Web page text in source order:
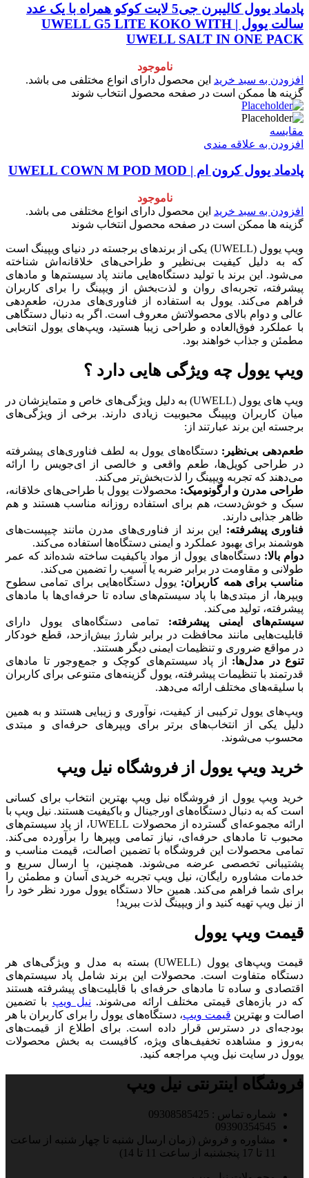
پادماد یوول کالیبرن جی5 لایت کوکو همراه با یک عدد
سالت یوول | UWELL G5 LITE KOKO WITH
UWELL SALT IN ONE PACK
ناموجود
افزودن به سبد خرید این محصول دارای انواع مختلفی می باشد.
گزینه ها ممکن است در صفحه محصول انتخاب شوند
مقایسه
افزودن به علاقه مندی
پادماد یوول کرون ام | UWELL COWN M POD MOD
ناموجود
افزودن به سبد خرید این محصول دارای انواع مختلفی می باشد.
گزینه ها ممکن است در صفحه محصول انتخاب شوند
ویپ یوول (UWELL) یکی از برندهای برجسته در دنیای ویپینگ است
که به دلیل کیفیت بی‌نظیر و طراحی‌های خلاقانه‌اش شناخته
می‌شود. این برند با تولید دستگاه‌هایی مانند پاد سیستم‌ها و مادهای
پیشرفته، تجربه‌ای روان و لذت‌بخش از ویپینگ را برای کاربران
فراهم می‌کند. یوول به استفاده از فناوری‌های مدرن، طعم‌دهی
عالی و دوام بالای محصولاتش معروف است. اگر به دنبال دستگاهی
با عملکرد فوق‌العاده و طراحی زیبا هستید، ویپ‌های یوول انتخابی
مطمئن و جذاب خواهند بود.
ویپ یوول چه ویژگی هایی دارد ؟
ویپ‌ های یوول (UWELL) به دلیل ویژگی‌های خاص و متمایزشان در
میان کاربران ویپینگ محبوبیت زیادی دارند. برخی از ویژگی‌های
برجسته این برند عبارتند از:
طعم‌دهی بی‌نظیر: دستگاه‌های یوول به لطف فناوری‌های پیشرفته
در طراحی کویل‌ها، طعم واقعی و خالصی از ای‌جویس را ارائه
می‌دهند که تجربه ویپینگ را لذت‌بخش‌تر می‌کند.
طراحی مدرن و ارگونومیک: محصولات یوول با طراحی‌های خلاقانه،
سبک و خوش‌دست، هم برای استفاده روزانه مناسب هستند و هم
ظاهر جذابی دارند.
فناوری پیشرفته: این برند از فناوری‌های مدرن مانند چیپست‌های
هوشمند برای بهبود عملکرد و ایمنی دستگاه‌ها استفاده می‌کند.
دوام بالا: دستگاه‌های یوول از مواد باکیفیت ساخته شده‌اند که عمر
طولانی و مقاومت در برابر ضربه یا آسیب را تضمین می‌کند.
مناسب برای همه کاربران: یوول دستگاه‌هایی برای تمامی سطوح
ویپرها، از مبتدی‌ها با پاد سیستم‌های ساده تا حرفه‌ای‌ها با مادهای
پیشرفته، تولید می‌کند.
سیستم‌های ایمنی پیشرفته: تمامی دستگاه‌های یوول دارای
قابلیت‌هایی مانند محافظت در برابر شارژ بیش‌ازحد، قطع خودکار
در مواقع ضروری و تنظیمات ایمنی دیگر هستند.
تنوع در مدل‌ها: از پاد سیستم‌های کوچک و جمع‌وجور تا مادهای
قدرتمند با تنظیمات پیشرفته، یوول گزینه‌های متنوعی برای کاربران
با سلیقه‌های مختلف ارائه می‌دهد.
ویپ‌های یوول ترکیبی از کیفیت، نوآوری و زیبایی هستند و به همین
دلیل یکی از انتخاب‌های برتر برای ویپرهای حرفه‌ای و مبتدی
محسوب می‌شوند.
خرید ویپ یوول از فروشگاه نیل ویپ
خرید ویپ یوول از فروشگاه نیل ویپ بهترین انتخاب برای کسانی
است که به دنبال دستگاه‌های اورجینال و باکیفیت هستند. نیل ویپ با
ارائه مجموعه‌ای گسترده از محصولات UWELL، از پاد سیستم‌های
محبوب تا مادهای حرفه‌ای، نیاز تمامی ویپرها را برآورده می‌کند.
تمامی محصولات این فروشگاه با تضمین اصالت، قیمت مناسب و
پشتیبانی تخصصی عرضه می‌شوند. همچنین، با ارسال سریع و
خدمات مشاوره رایگان، نیل ویپ تجربه خریدی آسان و مطمئن را
برای شما فراهم می‌کند. همین حالا دستگاه یوول مورد نظر خود را
از نیل ویپ تهیه کنید و از ویپینگ لذت ببرید!
قیمت ویپ یوول
قیمت ویپ‌های یوول (UWELL) بسته به مدل و ویژگی‌های هر
دستگاه متفاوت است. محصولات این برند شامل پاد سیستم‌های
اقتصادی و ساده تا مادهای حرفه‌ای با قابلیت‌های پیشرفته هستند
که در بازه‌های قیمتی مختلف ارائه می‌شوند. نیل ویپ با تضمین
اصالت و بهترین قیمت ویپ، دستگاه‌های یوول را برای کاربران با هر
بودجه‌ای در دسترس قرار داده است. برای اطلاع از قیمت‌های
به‌روز و مشاهده تخفیف‌های ویژه، کافیست به بخش محصولات
یوول در سایت نیل ویپ مراجعه کنید.
فروشگاه اینترنتی نیل ویپ
شماره تماس : 09308585425
09390354545
مشاوره و فروش (زمان ارسال شنبه تا چهار شنبه از ساعت
11 تا 17 پنجشنبه از ساعت 11 تا 14)